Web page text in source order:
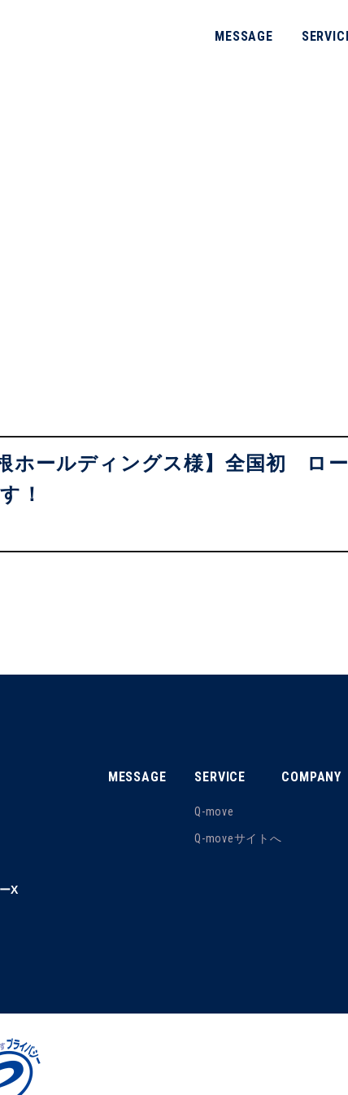
MESSAGE
ホールディングス様】全国初 ロ
！
X
MESSAGE SERVICE
Q-move
Q-moveサイトへ
COMPANY